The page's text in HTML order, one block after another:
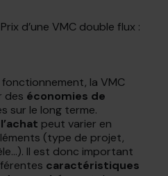
Prix d’une VMC double flux :
la VMC
des économies de
sur le long terme.
peut varier en
(type de projet,
Il est donc important
caractéristiques